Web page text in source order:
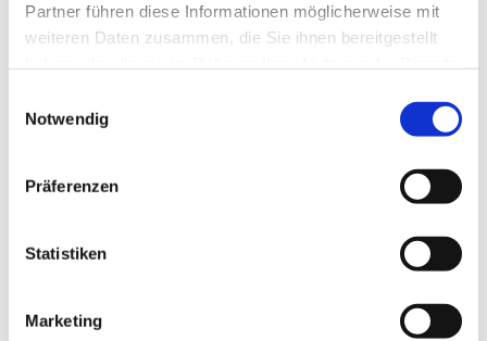
Partner führen diese Informationen möglicherweise mit
weiteren Daten zusammen, die Sie ihnen bereitgestellt
Notwendig
Präferenzen
Statistiken
Marketing